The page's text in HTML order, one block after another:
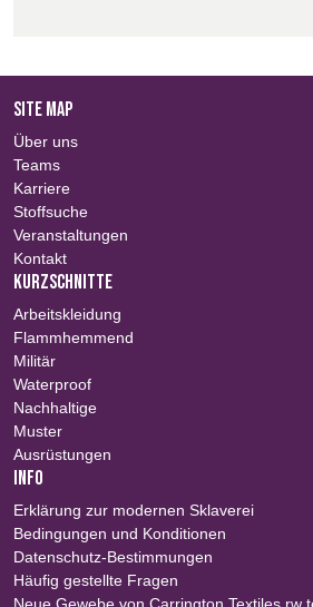
SITE MAP
Über uns
Teams
Karriere
Stoffsuche
Veranstaltungen
Kontakt
KURZSCHNITTE
Arbeitskleidung
Flammhemmend
Militär
Waterproof
Nachhaltige
Muster
Ausrüstungen
INFO
Erklärung zur modernen Sklaverei
Bedingungen und Konditionen
Datenschutz-Bestimmungen
Häufig gestellte Fragen